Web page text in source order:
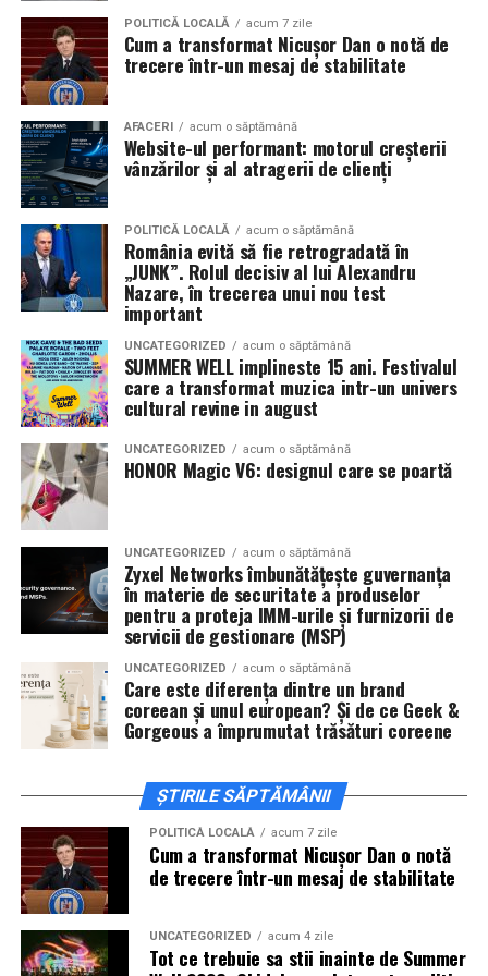
Pe11 februarieva avea loc proiecția specială
mea”de la Cinema City din City Park Constanța,de la
18:30, unde
regizorul Paul Decu și actrița Azaleea
Necula, originari din Constanța și împrejurimi, vor
prezenta filmul alături de colegii lor
Alexandra Răduță și Gabriel Vatavu.
Cinema City Shopping City Galați
12 februarie de la 18:30la întâlnirea cu actrițele
State și Azaleea Necula și regizorul Paul Decu.
Pe 13 februarie la ora 18:30, spectatorii dinIași
invitați la proiecția specială din
Mall, alături de regizorulPaul Decuși de
actoriiGabriel Vatavu, Sergiu Costache, Azaleea
Necula, Alexandra Răduță.
De „Ziua Îndrăgostiților”, pe14 februarie, în Cinema
City Iulius Mall Suceava, de la 18:30, spectatorii sunt
invitați la film alături de regizorul
actoriiSergiu Costache, Vlad si Oana Gherman,
Alexandra Răduță.
Cineplexx Băneasa Shopping City
Bucureștigăzduiește o proiecție specială în prezența
întregii echipe pe15 februarie, de la 17:30.
ÎnCraiova , regizorul Paul Decuși actorii Sergiu
Costache, Azaleea Necula și Oana Gherman vor
Mall pe 16 februarie de la ora 18:00.
ActoriiVlad Gherman, Oana Gherman și Ioana
Ginghinăvin la întâlnirea cu publicul dinCinema City
Vivo! Pitești pe 17 februarie, de la 18:30și vor
participa la o discuție după proiecție, alături de
regizorulPaul Decu.
POLITICĂ LOCALĂ acum 7 zile
Cum a transformat Nicușor Dan o notă de
trecere într-un mesaj de stabilitate
AFACERI acum o săptămână
Website-ul performant: motorul creșterii
vânzărilor și al atragerii de clienți
POLITICĂ LOCALĂ acum o săptămână
România evită să fie retrogradată în
„JUNK”. Rolul decisiv al lui Alexandru
Nazare, în trecerea unui nou test
important
UNCATEGORIZED acum o săptămână
SUMMER WELL implineste 15 ani. Festivalul
care a transformat muzica intr-un univers
cultural revine in august
UNCATEGORIZED acum o săptămână
HONOR Magic V6: designul care se poartă
UNCATEGORIZED acum o săptămână
Zyxel Networks îmbunătățește guvernanța
în materie de securitate a produselor
pentru a proteja IMM-urile și furnizorii de
servicii de gestionare (MSP)
UNCATEGORIZED acum o săptămână
Care este diferența dintre un brand
coreean și unul european? Și de ce Geek &
Gorgeous a împrumutat trăsături coreene
ȘTIRILE SĂPTĂMÂNII
POLITICĂ LOCALĂ acum 7 zile
Cum a transformat Nicușor Dan o notă
de trecere într-un mesaj de stabilitate
UNCATEGORIZED acum 4 zile
Tot ce trebuie sa stii inainte de Summer